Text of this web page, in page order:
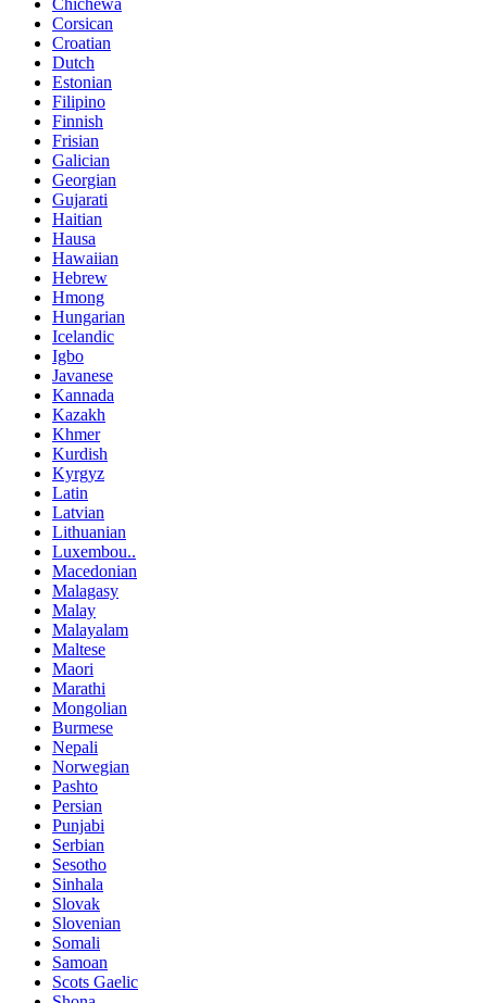
Corsican
Croatian
Dutch
Estonian
Filipino
Finnish
Frisian
Galician
Georgian
Gujarati
Haitian
Hausa
Hawaiian
Hebrew
Hmong
Hungarian
Icelandic
Igbo
Javanese
Kannada
Kazakh
Khmer
Kurdish
Kyrgyz
Latin
Latvian
Lithuanian
Luxembou..
Macedonian
Malagasy
Malay
Malayalam
Maltese
Maori
Marathi
Mongolian
Burmese
Nepali
Norwegian
Pashto
Persian
Punjabi
Serbian
Sesotho
Sinhala
Slovak
Slovenian
Somali
Samoan
Scots Gaelic